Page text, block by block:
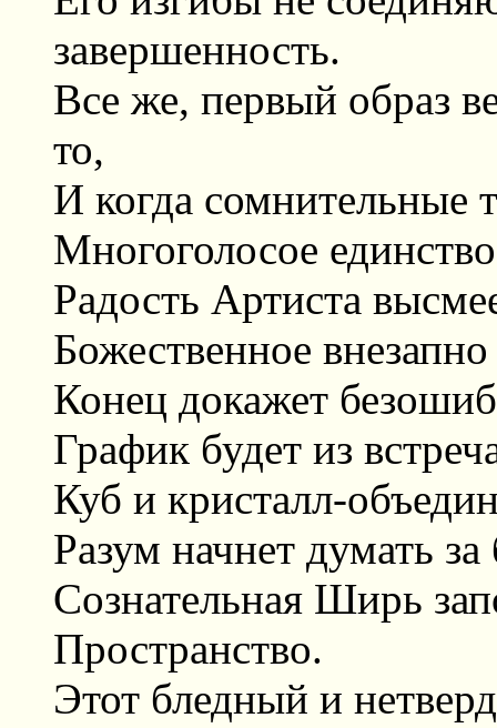
завершенность.
Все же, первый образ
то,
И когда сомнительные
Многоголосое
Радость Артиста
Божественное
Конец докажет
График будет из
Куб и кристалл-
Разум начнет думать
Сознательная Ширь
Пространство.
Этот бледный и